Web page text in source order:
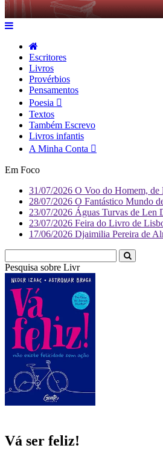
Escritores
Livros
Provérbios
Pensamentos
Poesia
Textos
Também Escrevo
Livros infantis
A Minha Conta
Em Foco
31/07/2026 O Voo do Homem, de
28/07/2026 O Fantástico Mundo
23/07/2026 Águas Turvas de Len
23/07/2026 Feira do Livro de
17/06/2026 Djaimilia Pereira de
Pesquisa sobre Literatura
Vá ser feliz!